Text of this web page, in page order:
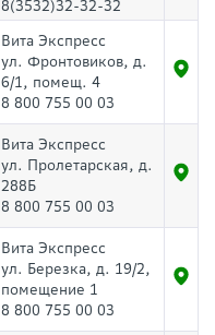
8(3532)32-32-32
Вита Экспресс
ул. Фронтовиков, д.
6/1, помещ. 4
8 800 755 00 03
Вита Экспресс
ул. Пролетарская, д.
288Б
8 800 755 00 03
Вита Экспресс
ул. Березка, д. 19/2,
помещение 1
8 800 755 00 03